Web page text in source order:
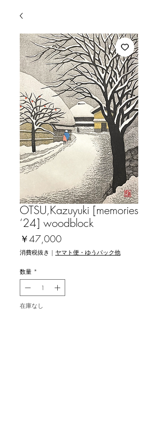
OTSU,Kazuyuki [memories
‘24] woodblock
￥47,000
格
消費税抜き | ヤマト便・ゆうパック他
数量 *
在庫なし